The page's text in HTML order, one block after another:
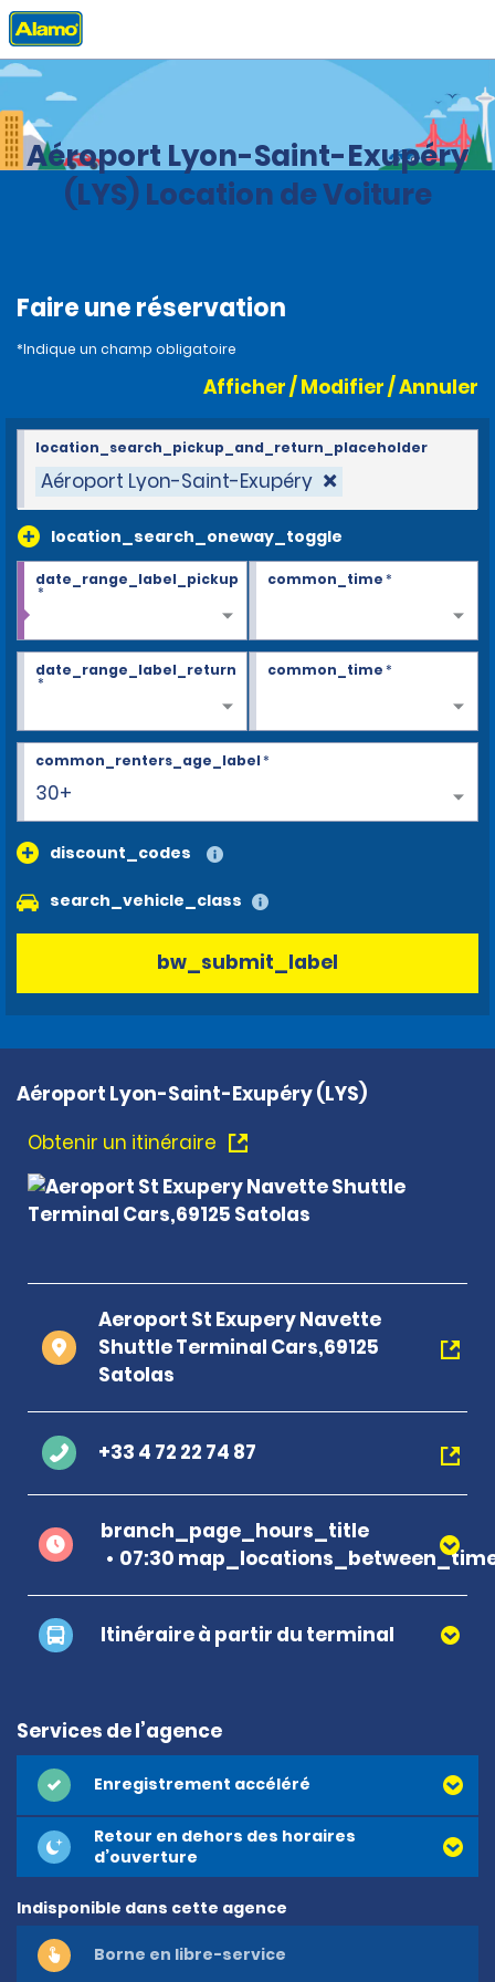
Accueil Agences
Aéroport Lyon-Saint-Exupéry
(LYS) Location de Voiture
Faire une réservation
*Indique un champ obligatoire
Afficher / Modifier / Annuler
Aéroport Lyon-Saint-Exupéry
location_search_oneway_toggle
location_search_pickup_and_return_placeholder
date_range_label_pickup
*
common_time*
date_range_label_return
*
common_time*
30+
common_renters_age_label*
discount_codes
search_vehicle_class
bw_submit_label
Aéroport Lyon-Saint-Exupéry (LYS)
Obtenir un itinéraire
Aeroport St Exupery Navette
Shuttle Terminal Cars,69125
Satolas
+33 4 72 22 74 87
branch_page_hours_title
07:30
Itinéraire à partir du terminal
Services de l’agence
Enregistrement accéléré
Retour en dehors des horaires
d’ouverture
Indisponible dans cette agence
Borne en libre-service